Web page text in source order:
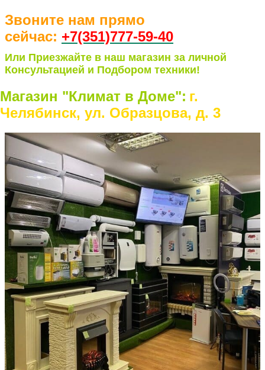
Звоните нам прямо
сейчас: +7(351)777-59-40
Или Приезжайте в наш магазин за личной
Консультацией и Подбором техники!
Магазин "Климат в Доме": г.
Челябинск, ул. Образцова, д. 3